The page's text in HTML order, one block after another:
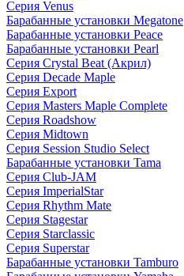
Серия Venus
Барабанные установки Megatone
Барабанные установки Peace
Барабанные установки Pearl
Серия Crystal Beat (Акрил)
Серия Decade Maple
Серия Export
Серия Masters Maple Complete
Серия Roadshow
Серия Midtown
Серия Session Studio Select
Барабанные установки Tama
Серия Club-JAM
Серия ImperialStar
Серия Rhythm Mate
Серия Stagestar
Серия Starclassic
Серия Superstar
Барабанные установки Tamburo